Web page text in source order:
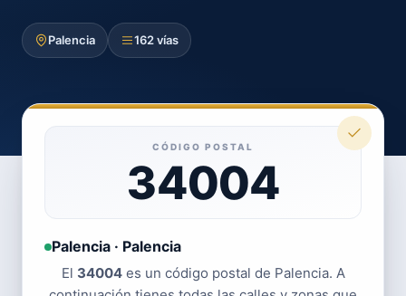
Palencia 162 vías
CÓDIGO POSTAL
34004
Palencia · Palencia
El 34004es un código postal de Palencia. A